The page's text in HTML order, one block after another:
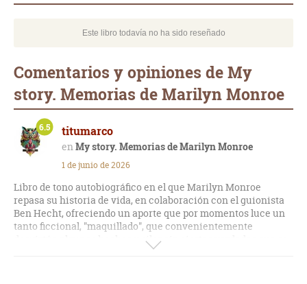
Este libro todavía no ha sido reseñado
Comentarios y opiniones de My
story. Memorias de Marilyn Monroe
titumarco
My story. Memorias de Marilyn Monroe
6.5
1 de junio de 2026
Libro de tono autobiográfico en el que Marilyn Monroe
repasa su historia de vida, en colaboración con el guionista
Ben Hecht, ofreciendo un aporte que por momentos luce un
tanto ficcional, "maquillado", que convenientemente
desvirtúa algunos hechos y silencia ciertas verdades que se
pueden contrastar con otras biografías de la actriz,